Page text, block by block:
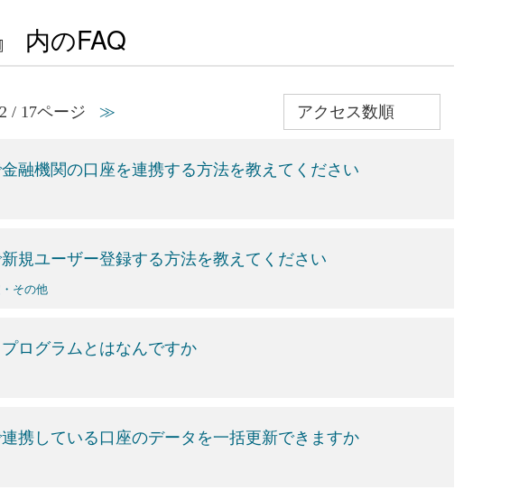
内のFAQ
/ 17ページ ≫
融機関の口座を連携する方法を教えてください
規ユーザー登録する方法を教えてください
その他
ログラムとはなんですか
携している口座のデータを一括更新できますか